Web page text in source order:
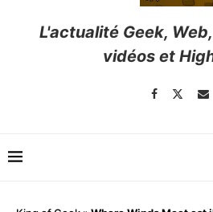
L'actualité Geek,
vidéos et